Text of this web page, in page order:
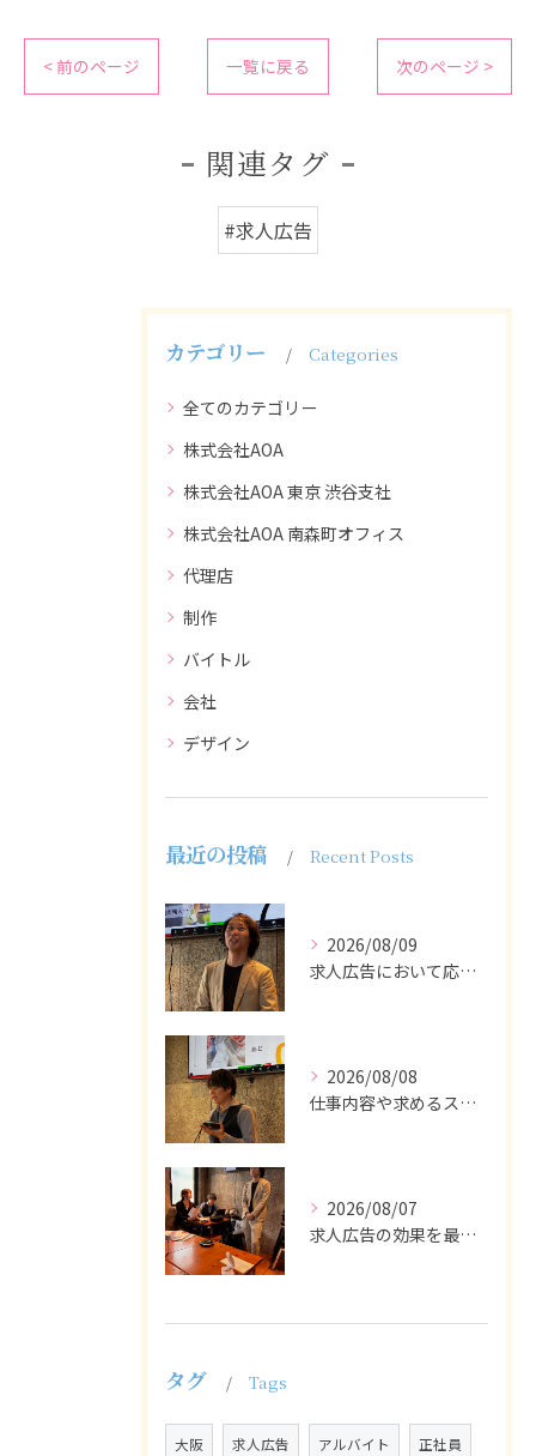
< 前のページ 一覧に戻る 次のページ >
関連タグ
#求人広告
カテゴリー Categories
全てのカテゴリー
株式会社AOA
株式会社AOA 東京 渋谷支社
株式会社AOA 南森町オフィス
代理店
制作
バイトル
会社
デザイン
最近の投稿 Recent Posts
2026/08/09
求人広告において応募者の質を大きく左右するのは、求人内容の充...
2026/08/08
仕事内容や求めるスキルを明確にし、ターゲット層に響くメッセー...
2026/08/07
求人広告の効果を最大化するために最も重要なのは、掲載タイミン...
タグ Tags
大阪 求人広告 アルバイト 正社員